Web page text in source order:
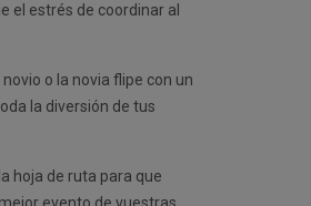
el estrés de coordinar al
o la novia flipe con un
la diversión de tus
hoja de ruta para que